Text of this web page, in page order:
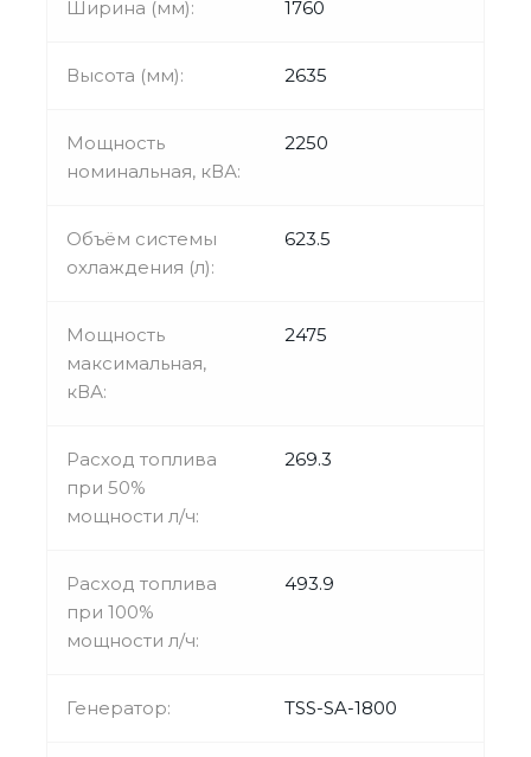
Ширина (мм): 1760
Высота (мм): 2635
Мощность
номинальная, кВА:
2250
Объём системы
охлаждения (л):
623.5
Мощность
максимальная,
кВА:
2475
Расход топлива
при 50%
мощности л/ч:
269.3
Расход топлива
при 100%
мощности л/ч:
493.9
Генератор: TSS-SA-1800